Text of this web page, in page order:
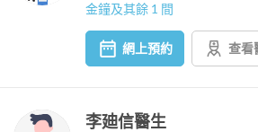
金鐘及其餘 1 間
網上預約 查看
李廸信醫生